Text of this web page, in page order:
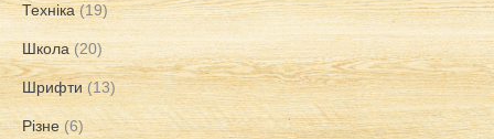
Техніка (19)
Школа (20)
Шрифти (13)
Різне (6)